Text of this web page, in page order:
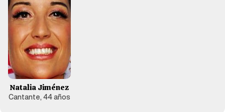
Natalia Jiménez
Cantante, 44 años